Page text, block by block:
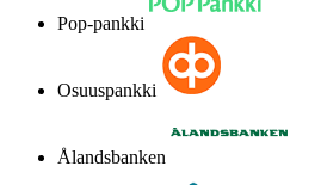
Pop-pankki
Osuuspankki
Ålandsbanken